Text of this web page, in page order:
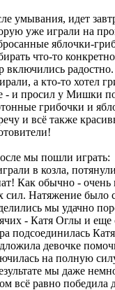
умывания, идет
уже играли на
яблочки-
что-то
включились
а кто-то хотел
- и просил у Мишки
грибочки и
и всё также
мы пошли играть:
в козла,
Как обычно - очень
сил. Натяжение было
мы удачно
- Катя Оглы и
подсоединилась
девочке
на полную
мы даже
всё равно победила